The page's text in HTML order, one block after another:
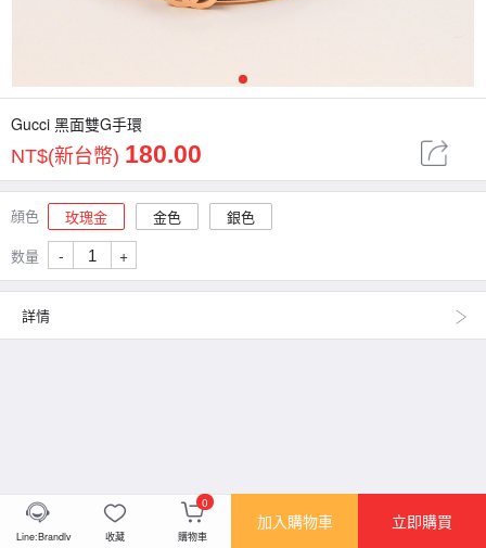
1
Gucci 黑面雙G手環
NT$(新台幣) 180.00
顔色 玫瑰金 金色
銀色
数量
- +
詳情
Line:Brandlv 收藏
0
購物車
加入購物車 立即購買